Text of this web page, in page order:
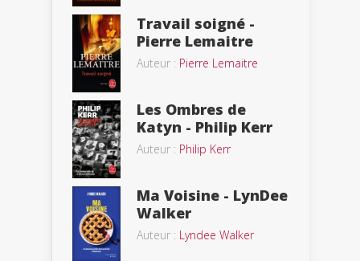
Travail soigné -
Pierre Lemaitre
Auteur : Pierre Lemaitre
Les Ombres de
Katyn - Philip Kerr
Auteur : Philip Kerr
Ma Voisine - LynDee
Walker
Auteur : Lyndee Walker